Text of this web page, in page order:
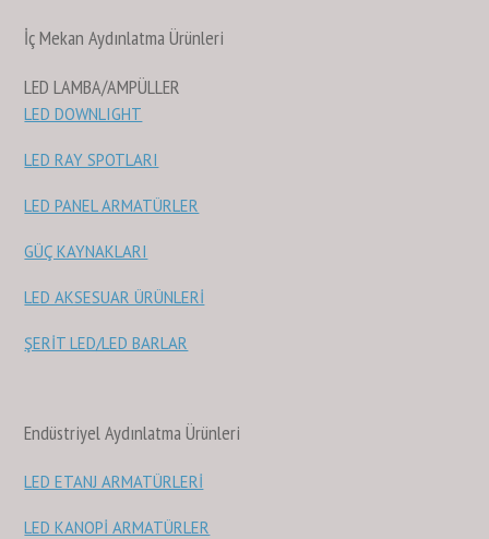
İç Mekan Aydınlatma Ürünleri
LED LAMBA/AMPÜLLER
LED DOWNLIGHT
LED RAY SPOTLARI
LED PANEL ARMATÜRLER
GÜÇ KAYNAKLARI
LED AKSESUAR ÜRÜNLERİ
ŞERİT LED/LED BARLAR
Endüstriyel Aydınlatma Ürünleri
LED ETANJ ARMATÜRLERİ
LED KANOPİ ARMATÜRLER